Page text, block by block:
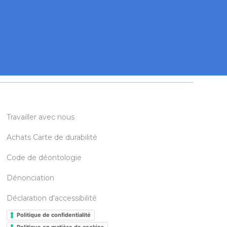
Travailler avec nous
Achats Carte de durabilité
Code de déontologie
Dénonciation
Déclaration d'accessibilité
Politique de confidentialité